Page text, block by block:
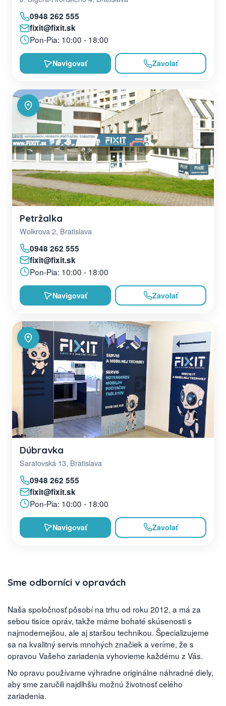
0948 262 555
fixit@fixit.sk
Pon-Pia: 10:00 - 18:00
Navigovať Zavolať
Petržalka
Wolkrova 2, Bratislava
0948 262 555
fixit@fixit.sk
Pon-Pia: 10:00 - 18:00
Navigovať Zavolať
Dúbravka
Saratovská 13, Bratislava
0948 262 555
fixit@fixit.sk
Pon-Pia: 10:00 - 18:00
Navigovať Zavolať
Sme odborníci v opravách
Naša spoločnosť pôsobí na trhu od roku 2012, a má za
sebou tisíce opráv, takže máme bohaté skúsenosti s
najmodernejšou, ale aj staršou technikou. Špecializujeme
sa na kvalitný servis mnohých značiek a veríme, že s
opravou Vašeho zariadenia vyhovieme každému z Vás.
No opravu používame výhradne originálne náhradné diely,
aby sme zaručili najdlhšiu možnú životnosť celého
zariadenia.